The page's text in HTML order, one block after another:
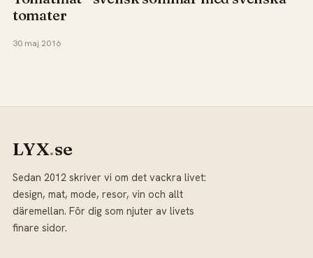
tomater
30 maj 2016
LYX.se
Sedan 2012 skriver vi om det vackra livet:
design, mat, mode, resor, vin och allt
däremellan. För dig som njuter av livets
finare sidor.